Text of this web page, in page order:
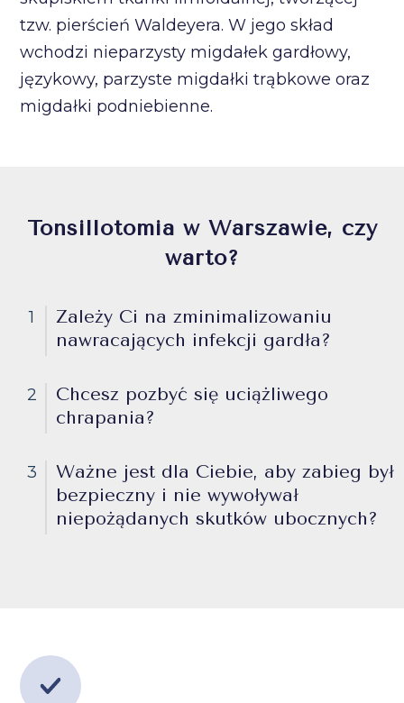
tzw. pierścień Waldeyera. W jego skład
wchodzi nieparzysty migdałek gardłowy,
językowy, parzyste migdałki trąbkowe oraz
migdałki podniebienne.
Tonsillotomia w Warszawie, czy
warto?
1
Zależy Ci na zminimalizowaniu
nawracających infekcji gardła?
2
Chcesz pozbyć się uciążliwego
chrapania?
3
Ważne jest dla Ciebie, aby zabieg był
bezpieczny i nie wywoływał
niepożądanych skutków ubocznych?